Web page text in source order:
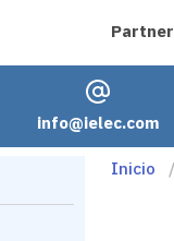
Partner
info@ielec.com
Inicio